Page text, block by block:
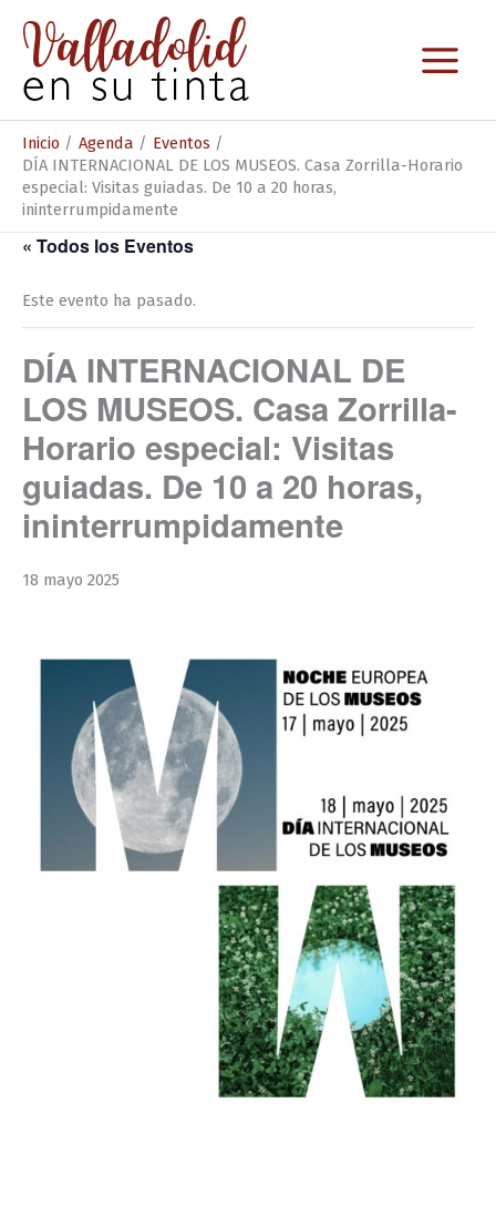
contenido
Inicio Agenda
Eventos
DÍA INTERNACIONAL DE LOS MUSEOS. Casa Zorrilla-Horario
especial: Visitas guiadas. De 10 a 20 horas,
ininterrumpidamente
« Todos los Eventos
Este evento ha pasado.
DÍA INTERNACIONAL DE
LOS MUSEOS. Casa Zorrilla-
Horario especial: Visitas
guiadas. De 10 a 20 horas,
ininterrumpidamente
18 mayo 2025